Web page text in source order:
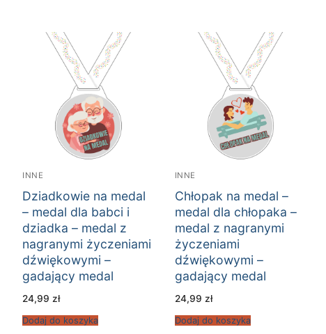
INNE
Dziadkowie na medal
– medal dla babci i
dziadka – medal z
nagranymi życzeniami
dźwiękowymi –
gadający medal
24,99 zł
Dodaj do koszyka
INNE
Chłopak na medal –
medal dla chłopaka –
medal z nagranymi
życzeniami
dźwiękowymi –
gadający medal
24,99 zł
Dodaj do koszyka